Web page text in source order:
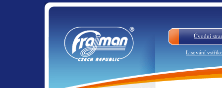
Úvodní
Lisování